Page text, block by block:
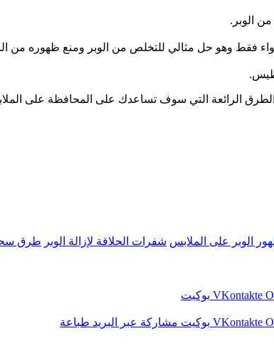
الوبر.
فقط وهو حل مثالي للتخلص من الوبر ومنع ظهوره من
الرائعة التي سوف تساعدك على المحافظة على
الوبر على الملابس شفرات الحلاقة لإزالة الوبر طرق
بوكيت
بوكيت مشاركة عبر البريد طباعة